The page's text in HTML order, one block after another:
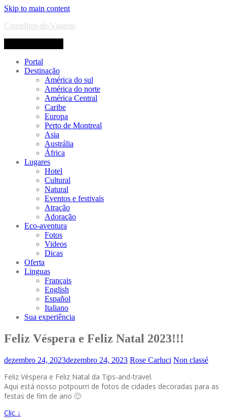
Skip to main content
Conselhos-de-Viagem
Portal
Destinação
América do sul
América do norte
América Central
Caribe
Europa
Perto de Montreal
Asia
Austrália
África
Lugares
Hotel
Cultural
Natural
Eventos e festivais
Atração
Adoração
Eco-aventura
Fotos
Videos
Dicas
Oferta
Linguas
Français
English
Español
Italiano
Sua experiência
Feliz Véspera e Feliz Natal 2023!!!
dezembro 24, 2023dezembro 24, 2023 Rose Carluci Non classé
Feliz Véspera e Feliz Natal da Tips-and-travel.
Aqui está nosso potpourri de fotos de cidades decoradas para as
festas de fim de ano 🙂
Clic ↓